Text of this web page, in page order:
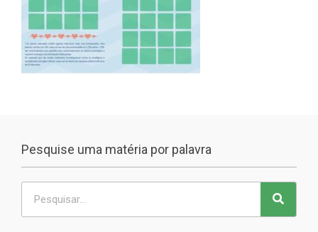
Pesquise uma matéria por palavra